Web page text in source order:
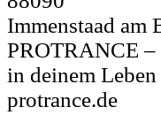
Immenstaad am
PROTRANCE –
in deinem
protrance.de